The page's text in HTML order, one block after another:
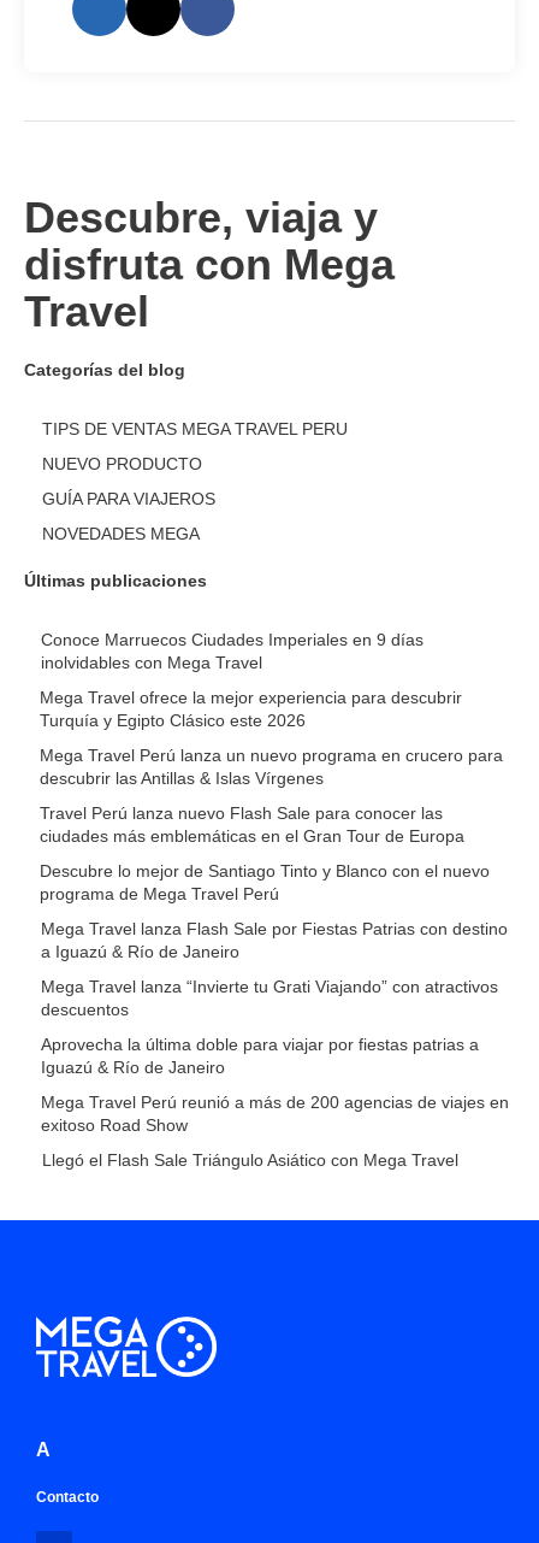
Descubre, viaja y
disfruta con Mega
Travel
Categorías del blog
TIPS DE VENTAS MEGA TRAVEL PERU
NUEVO PRODUCTO
GUÍA PARA VIAJEROS
NOVEDADES MEGA
Últimas publicaciones
Conoce Marruecos Ciudades Imperiales en 9 días
inolvidables con Mega Travel
Mega Travel ofrece la mejor experiencia para descubrir
Turquía y Egipto Clásico este 2026
Mega Travel Perú lanza un nuevo programa en crucero para
descubrir las Antillas & Islas Vírgenes
Travel Perú lanza nuevo Flash Sale para conocer las
ciudades más emblemáticas en el Gran Tour de Europa
Descubre lo mejor de Santiago Tinto y Blanco con el nuevo
programa de Mega Travel Perú
Mega Travel lanza Flash Sale por Fiestas Patrias con destino
a Iguazú & Río de Janeiro
Mega Travel lanza “Invierte tu Grati Viajando” con atractivos
descuentos
Aprovecha la última doble para viajar por fiestas patrias a
Iguazú & Río de Janeiro
Mega Travel Perú reunió a más de 200 agencias de viajes en
exitoso Road Show
Llegó el Flash Sale Triángulo Asiático con Mega Travel
A
Contacto